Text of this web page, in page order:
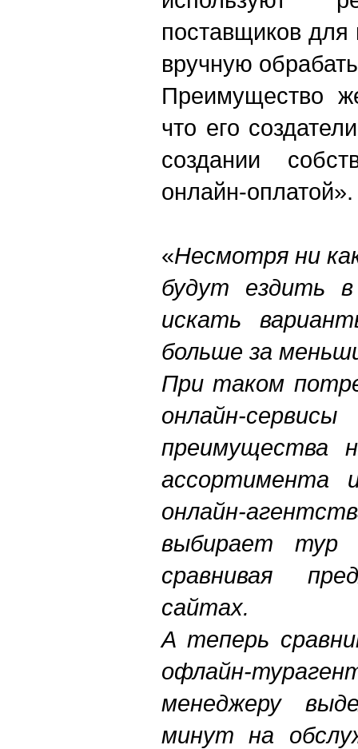
поставщиков для
вручную
Преимущество
что его
создании
онлайн-оплатой».
«Несмотря ни
будут ездить
искать
больше за
При таком
онлайн-
преимущества
ассортимента
онлайн-
выбирает тур
сравнивая
сайтах.
А теперь
офлайн-
менеджеру
минут на